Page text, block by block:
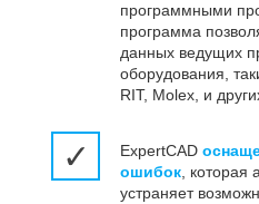
программными
программа
данных ведущих
оборудования,
RIT, Molex, и
✓ ExpertCAD
ошибок ,
устраняет